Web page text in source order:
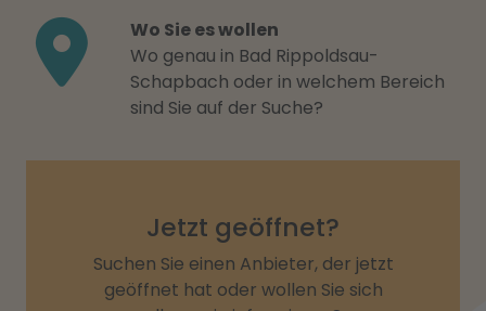
Wo Sie es wollen
Wo genau in Bad Rippoldsau-
Schapbach oder in welchem Bereich
sind Sie auf der Suche?
Jetzt geöffnet?
Suchen Sie einen Anbieter, der jetzt
geöffnet hat oder wollen Sie sich